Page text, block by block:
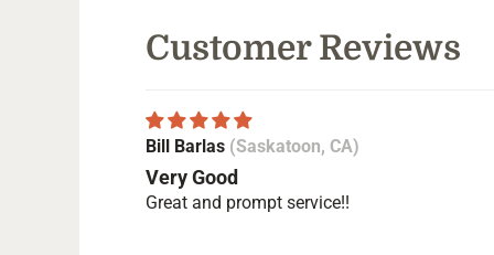
Customer Reviews
Bill Barlas (Saskatoon, CA)
Very Good
Great and prompt service!!